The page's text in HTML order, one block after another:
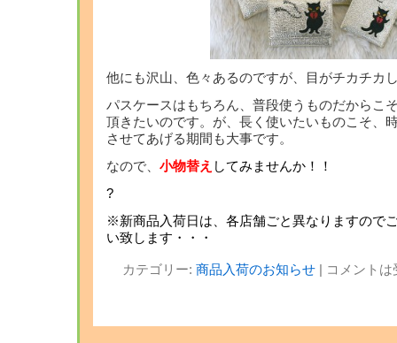
他にも沢山、色々あるのですが、目がチカチカ
パスケースはもちろん、普段使うものだからこ
頂きたいのです。が、長く使いたいものこそ、
させてあげる期間も大事です。
なので、 小物替え してみませんか！！
?
※新商品入荷日は、各店舗ごと異なりますので
い致します・・・
カテゴリー: 商品入荷のお知らせ| コメント